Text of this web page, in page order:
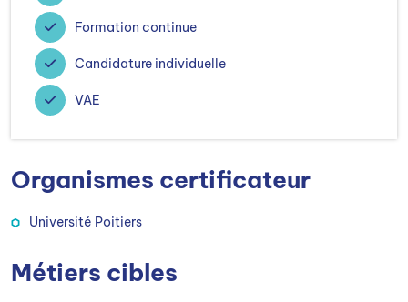
Formation continue
Candidature individuelle
VAE
Organismes certificateur
Université Poitiers
Métiers cibles